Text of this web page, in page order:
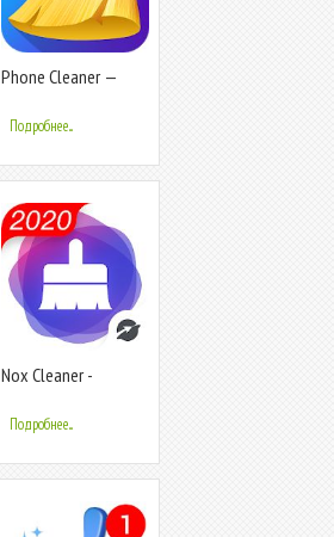
Phone Cleaner —
очистки кэша
Подробнее...
Nox Cleaner -
Оптимизатор, Клин
Мастер
Подробнее...